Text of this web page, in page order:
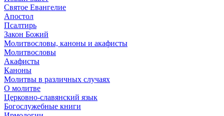
Святое Евангелие
Апостол
Псалтирь
Закон Божий
Молитвословы, каноны и акафисты
Молитвословы
Акафисты
Каноны
Молитвы в различных случаях
О молитве
Церковно-славянский язык
Богослужебные книги